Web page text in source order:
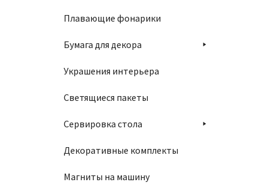
Плавающие фонарики
Бумага для декора
Украшения интерьера
Светящиеся пакеты
Сервировка стола
Декоративные комплекты
Магниты на машину